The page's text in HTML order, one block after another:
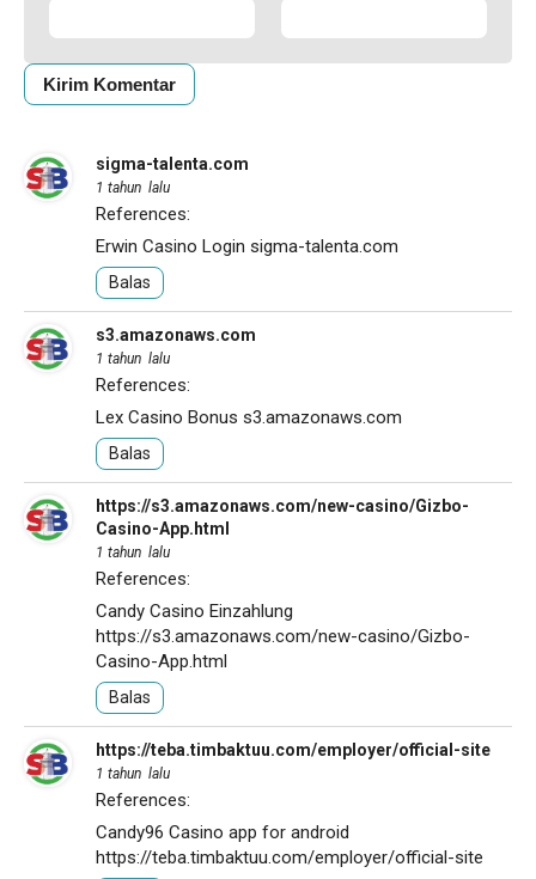
sigma-talenta.com
1 tahun lalu
References:
Erwin Casino Login sigma-talenta.com
Balas
s3.amazonaws.com
1 tahun lalu
References:
Lex Casino Bonus s3.amazonaws.com
Balas
https://s3.amazonaws.com/new-casino/Gizbo-
Casino-App.html
1 tahun lalu
References:
Candy Casino Einzahlung
https://s3.amazonaws.com/new-casino/Gizbo-
Casino-App.html
Balas
https://teba.timbaktuu.com/employer/official-site
1 tahun lalu
References:
Candy96 Casino app for android
https://teba.timbaktuu.com/employer/official-site